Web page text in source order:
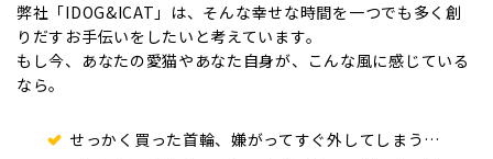
弊社「IDOG&ICAT」は、そんな幸せな時間を一つでも多く創
りだすお手伝いをしたいと考えています。
もし今、あなたの愛猫やあなた自身が、こんな風に感じている
なら。
せっかく買った首輪、嫌がってすぐ外してしまう…